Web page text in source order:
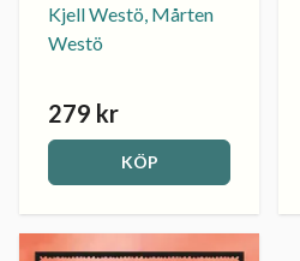
Kjell Westö, Mårten
Westö
279 kr
KÖP